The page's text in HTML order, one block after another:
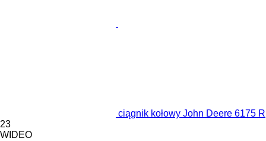
ciągnik kołowy John Deere 6175 R
23
WIDEO